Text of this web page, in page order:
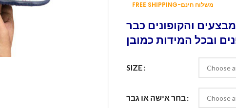
FREE SHIPPING-משלוח חינם
והקופונים כבר
ובכל המידות כמובן
SIZE
בחר אישה או גבר